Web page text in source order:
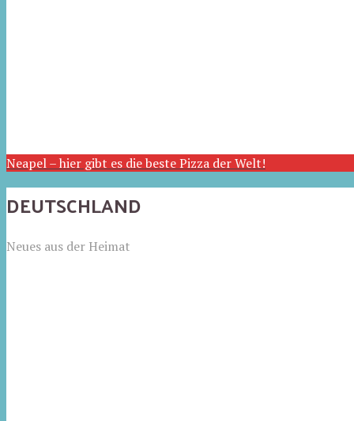
Neapel – hier gibt es die beste Pizza der Welt!
DEUTSCHLAND
Neues aus der Heimat